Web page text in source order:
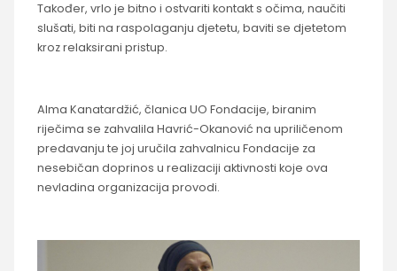
Također, vrlo je bitno i ostvariti kontakt s očima, naučiti
slušati, biti na raspolaganju djetetu, baviti se djetetom
kroz relaksirani pristup.
Alma Kanatardžić, članica UO Fondacije, biranim
riječima se zahvalila Havrić-Okanović na upriličenom
predavanju te joj uručila zahvalnicu Fondacije za
nesebičan doprinos u realizaciji aktivnosti koje ova
nevladina organizacija provodi.